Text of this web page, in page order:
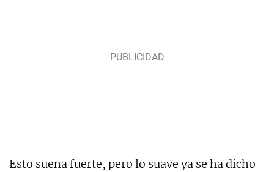
Esto suena fuerte, pero lo suave ya se ha dicho